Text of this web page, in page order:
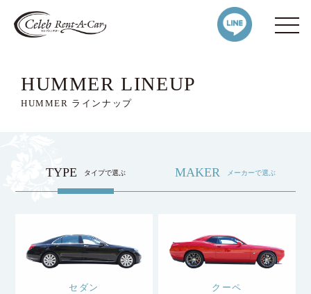
HUMMER LINEUP
HUMMER ラインナップ
TYPE タイプで選ぶ MAKER メーカーで選ぶ
セダン クーペ